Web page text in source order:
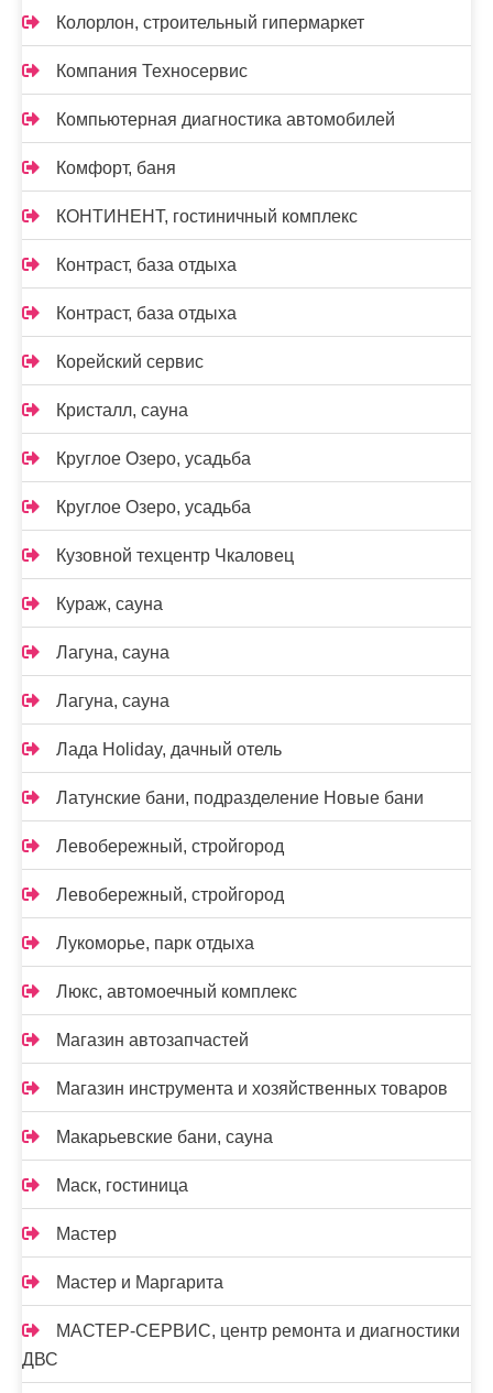
Колорлон, строительный гипермаркет
Компания Техносервис
Компьютерная диагностика автомобилей
Комфорт, баня
КОНТИНЕНТ, гостиничный комплекс
Контраст, база отдыха
Контраст, база отдыха
Корейский сервис
Кристалл, сауна
Круглое Озеро, усадьба
Круглое Озеро, усадьба
Кузовной техцентр Чкаловец
Кураж, сауна
Лагуна, сауна
Лагуна, сауна
Лада Holidаy, дачный отель
Латунские бани, подразделение Новые бани
Левобережный, стройгород
Левобережный, стройгород
Лукоморье, парк отдыха
Люкс, автомоечный комплекс
Магазин автозапчастей
Магазин инструмента и хозяйственных товаров
Макарьевские бани, сауна
Маск, гостиница
Мастер
Мастер и Маргарита
МАСТЕР-СЕРВИС, центр ремонта и диагностики
ДВС